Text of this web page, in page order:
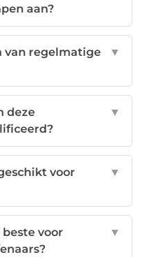
aan?
van regelmatige
▼
deze
▼
voor
▼
voor
▼